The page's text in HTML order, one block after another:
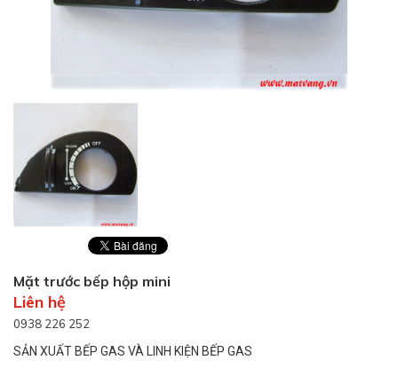
Mặt trước bếp hộp mini
Liên hệ
0938 226 252
SẢN XUẤT BẾP GAS VÀ LINH KIỆN BẾP GAS